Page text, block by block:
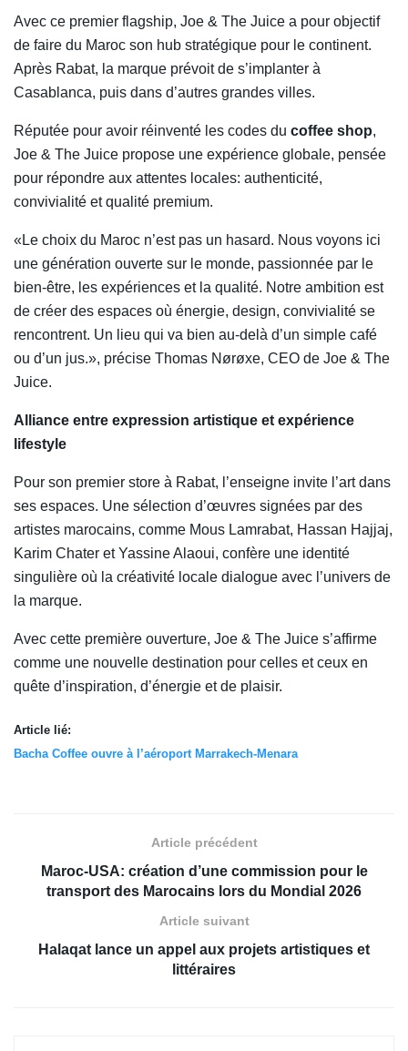
Avec ce premier flagship, Joe & The Juice a pour objectif
de faire du Maroc son hub stratégique pour le continent.
Après Rabat, la marque prévoit de s’implanter à
Casablanca, puis dans d’autres grandes villes.
Réputée pour avoir réinventé les codes du coffee shop,
Joe & The Juice propose une expérience globale, pensée
pour répondre aux attentes locales: authenticité,
convivialité et qualité premium.
« Le choix du Maroc n’est pas un hasard. Nous voyons ici
une génération ouverte sur le monde, passionnée par le
bien-être, les expériences et la qualité. Notre ambition est
de créer des espaces où énergie, design, convivialité se
rencontrent. Un lieu qui va bien au-delà d’un simple café
ou d’un jus.», précise Thomas Nørøxe, CEO de Joe & The
Juice.
Alliance entre expression artistique et expérience
lifestyle
Pour son premier store à Rabat, l’enseigne invite l’art dans
ses espaces. Une sélection d’œuvres signées par des
artistes marocains, comme Mous Lamrabat, Hassan Hajjaj,
Karim Chater et Yassine Alaoui, confère une identité
singulière où la créativité locale dialogue avec l’univers de
la marque.
Avec cette première ouverture, Joe & The Juice s’affirme
comme une nouvelle destination pour celles et ceux en
quête d’inspiration, d’énergie et de plaisir.
Article lié:
Bacha Coffee ouvre à l’aéroport Marrakech-Menara
Article précédent
Maroc-USA: création d’une commission pour le
transport des Marocains lors du Mondial 2026
Article suivant
Halaqat lance un appel aux projets artistiques et
littéraires